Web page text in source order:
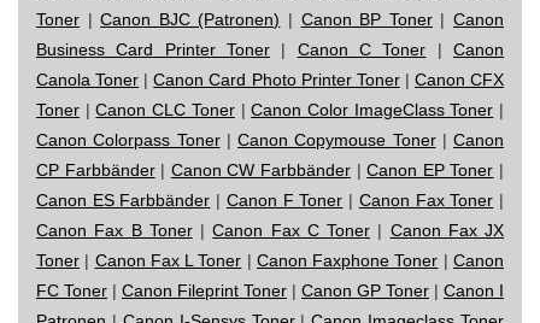
Toner |Canon BJC (Patronen) | Canon BP Toner|Canon
Business Card Printer Toner | Canon C Toner |Canon
Canola Toner |Canon Card Photo Printer Toner| Canon CFX
Toner |Canon CLC Toner|Canon Color ImageClass Toner |
Canon Colorpass Toner| Canon Copymouse Toner| Canon
CP Farbbänder| Canon CW Farbbänder |Canon EP Toner |
Canon ES Farbbänder | Canon F Toner | Canon Fax Toner |
Canon Fax B Toner|Canon Fax C Toner | Canon Fax JX
Toner | Canon Fax L Toner | Canon Faxphone Toner |Canon
FC Toner | Canon Fileprint Toner | Canon GP Toner | Canon I